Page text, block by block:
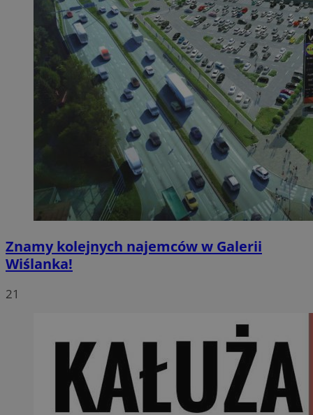
Znamy kolejnych najemców w Galerii
Wiślanka!
21